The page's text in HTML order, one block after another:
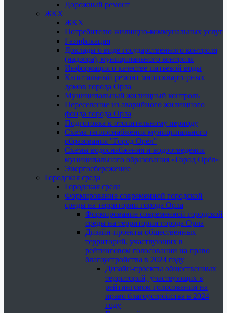
Дорожный ремонт
ЖКХ
ЖКХ
Потребителю жилищно-коммунальных услуг
Газификация
Доклады о виде государственного контроля
(надзора), муниципального контроля
Информация о качестве питьевой воды
Капитальный ремонт многоквартирных
домов города Орла
Муниципальный жилищный контроль
Переселение из аварийного жилищного
фонда города Орла
Подготовка к отопительному периоду
Схема теплоснабжения муниципального
образования "Город Орёл"
Схемы водоснабжения и водоотведения
муниципального образования «Город Орёл»
Энергосбережение
Городская среда
Городская среда
Формирование современной городской
среды на территории города Орла
Формирование современной городской
среды на территории города Орла
Дизайн-проекты общественных
территорий, участвующих в
рейтинговом голосовании на право
благоустройства в 2024 году
Дизайн-проекты общественных
территорий, участвующих в
рейтинговом голосовании на
право благоустройства в 2024
году